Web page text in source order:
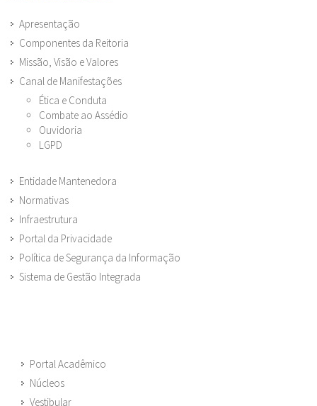
Apresentação
Componentes da Reitoria
Missão, Visão e Valores
Canal de Manifestações
Ética e Conduta
Combate ao Assédio
Ouvidoria
LGPD
Entidade Mantenedora
Normativas
Infraestrutura
Portal da Privacidade
Política de Segurança da Informação
Sistema de Gestão Integrada
Portal Acadêmico
Núcleos
Vestibular